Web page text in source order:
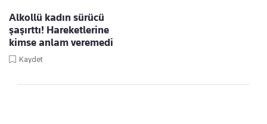
Alkollü kadın sürücü
şaşırttı! Hareketlerine
kimse anlam veremedi
Kaydet